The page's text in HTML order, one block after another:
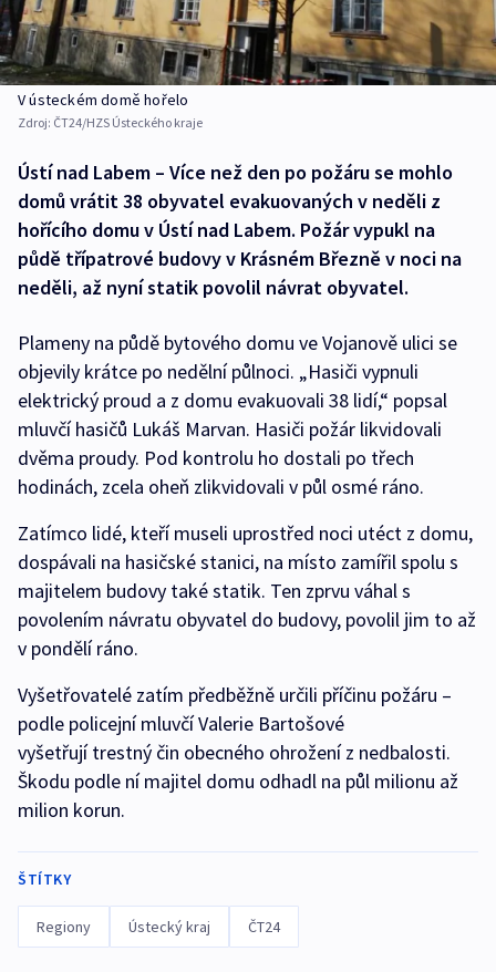
V ústeckém domě hořelo
Zdroj: ČT24/HZS Ústeckého kraje
Ústí nad Labem – Více než den po požáru se mohlo
domů vrátit 38 obyvatel evakuovaných v neděli z
hořícího domu v Ústí nad Labem. Požár vypukl na
půdě třípatrové budovy v Krásném Březně v noci na
neděli, až nyní statik povolil návrat obyvatel.
Plameny na půdě bytového domu ve Vojanově ulici se
objevily krátce po nedělní půlnoci. „Hasiči vypnuli
elektrický proud a z domu evakuovali 38 lidí,“ popsal
mluvčí hasičů Lukáš Marvan. Hasiči požár likvidovali
dvěma proudy. Pod kontrolu ho dostali po třech
hodinách, zcela oheň zlikvidovali v půl osmé ráno.
Zatímco lidé, kteří museli uprostřed noci utéct z domu,
dospávali na hasičské stanici, na místo zamířil spolu s
majitelem budovy také statik. Ten zprvu váhal s
povolením návratu obyvatel do budovy, povolil jim to až
v pondělí ráno.
Vyšetřovatelé zatím předběžně určili příčinu požáru –
podle policejní mluvčí Valerie Bartošové
vyšetřují trestný čin obecného ohrožení z nedbalosti.
Škodu podle ní majitel domu odhadl na půl milionu až
milion korun.
ŠTÍTKY
Regiony Ústecký kraj ČT24